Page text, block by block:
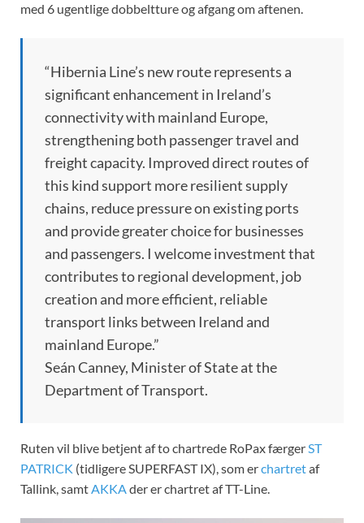
med 6 ugentlige dobbeltture og afgang om aftenen.
“Hibernia Line’s new route represents a
significant enhancement in Ireland’s
connectivity with mainland Europe,
strengthening both passenger travel and
freight capacity. Improved direct routes of
this kind support more resilient supply
chains, reduce pressure on existing ports
and provide greater choice for businesses
and passengers. I welcome investment that
contributes to regional development, job
creation and more efficient, reliable
transport links between Ireland and
mainland Europe.”
Seán Canney, Minister of State at the
Department of Transport.
Ruten vil blive betjent af to chartrede RoPax færgerST
PATRICK (tidligere SUPERFAST IX), som erchartretaf
Tallink, samtAKKAder er chartret af TT-Line.